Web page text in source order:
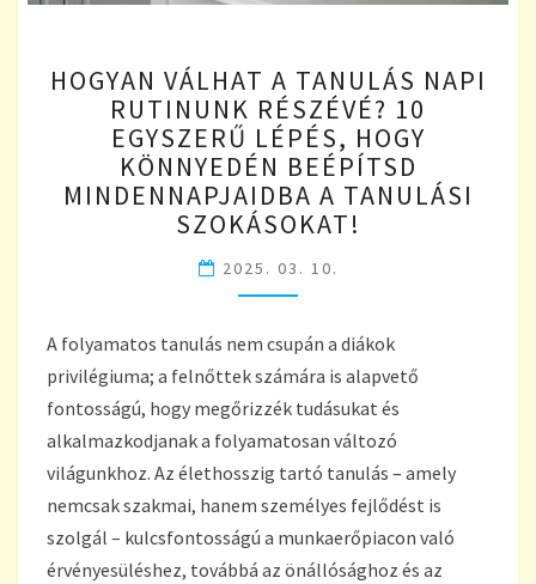
VÁLHAT
A
TANULÁS
NAPI
RUTINUNK
RÉSZÉVÉ?
10
EGYSZERŰ
LÉPÉS,
KÖNNYEDÉN
BEÉPÍTSD
MINDENNAPJAIDBA
A
TANULÁSI
SZOKÁSOKAT!
HOGYAN VÁLHAT A TANULÁS NAPI
RUTINUNK RÉSZÉVÉ? 10
EGYSZERŰ LÉPÉS, HOGY
KÖNNYEDÉN BEÉPÍTSD
MINDENNAPJAIDBA A TANULÁSI
SZOKÁSOKAT!
2025. 03. 10.
A folyamatos tanulás nem csupán a diákok
privilégiuma; a felnőttek számára is alapvető
fontosságú, hogy megőrizzék tudásukat és
alkalmazkodjanak a folyamatosan változó
világunkhoz. Az élethosszig tartó tanulás – amely
nemcsak szakmai, hanem személyes fejlődést is
szolgál – kulcsfontosságú a munkaerőpiacon való
érvényesüléshez, továbbá az önállósághoz és az